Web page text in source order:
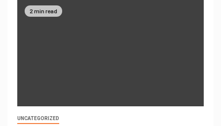
2 min read
UNCATEGORIZED